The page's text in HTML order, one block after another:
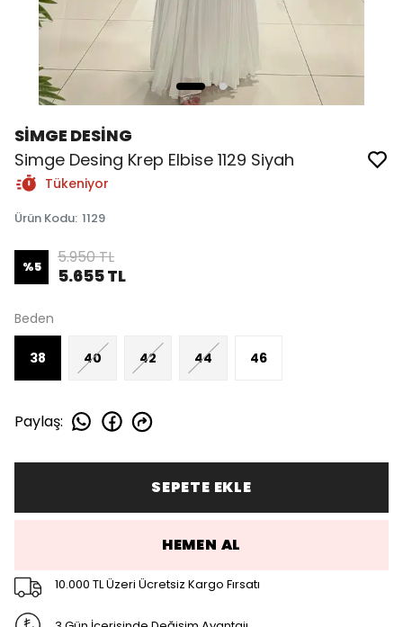
SİMGE DESİNG
Simge Desing Krep Elbise 1129 Siyah
Tükeniyor
Ürün Kodu: 1129
%5 5.950 TL
5.655 TL
Beden
38 40 42 44 46
Paylaş:
SEPETE EKLE
HEMEN AL
10.000 TL Üzeri Ücretsiz Kargo Fırsatı